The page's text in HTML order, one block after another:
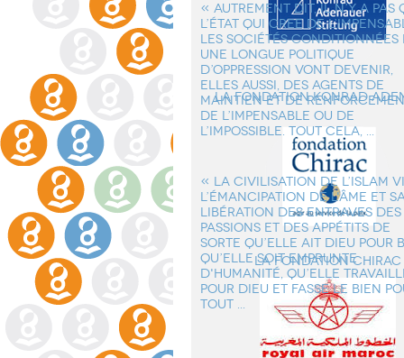
« AUTREMENT DIT, IL N’Y A PAS
L’ÉTAT QUI CREE DE
LES SOCIÉTÉS CONDITIONNÉES
UNE LONGUE POLITIQUE
D’OPPRESSION VONT DEVENIR,
ELLES AUSSI, DES AGENTS DE
MAINTIEN ET DE
DE L’IMPENSABLE OU DE
L’IMPOSSIBLE. TOUT CELA, ...
« LA CIVILISATION DE L’ISLAM
L’ÉMANCIPATION DE L'ÂME ET
LIBÉRATION DES ENTRAVES DES
PASSIONS ET DES APPÉTITS DE
SORTE QU’ELLE AIT DIEU POUR
QU’ELLE SOIT EMPRUNTE
D'HUMANITÉ, QU’ELLE
POUR DIEU ET FASSE LE BIEN
TOUT ...
la Fondation Konrad
La Fondation Chirac